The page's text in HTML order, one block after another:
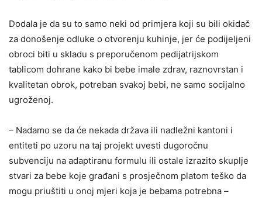
Dodala je da su to samo neki od primjera koji su bili okidač
za donošenje odluke o otvorenju kuhinje, jer će podijeljeni
obroci biti u skladu s preporučenom pedijatrijskom
tablicom dohrane kako bi bebe imale zdrav, raznovrstan i
kvalitetan obrok, potreban svakoj bebi, ne samo socijalno
ugroženoj.
– Nadamo se da će nekada država ili nadležni kantoni i
entiteti po uzoru na taj projekt uvesti dugoročnu
subvenciju na adaptiranu formulu ili ostale izrazito skuplje
stvari za bebe koje građani s prosječnom platom teško da
mogu priuštiti u onoj mjeri koja je bebama potrebna –